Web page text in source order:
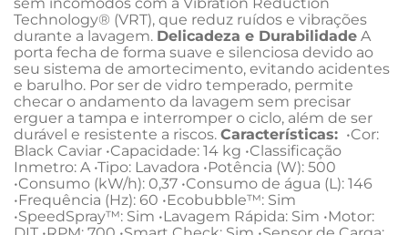
Technology® (VRT), que reduz ruídos e vibrações
durante a lavagem. Delicadeza e Durabilidade A
porta fecha de forma suave e silenciosa devido ao
seu sistema de amortecimento, evitando acidentes
e barulho. Por ser de vidro temperado, permite
checar o andamento da lavagem sem precisar
erguer a tampa e interromper o ciclo, além de ser
durável e resistente a riscos. Características: •Cor:
Black Caviar •Capacidade: 14 kg •Classificação
Inmetro: A •Tipo: Lavadora •Potência (W): 500
•Consumo (kW/h): 0,37 •Consumo de água (L): 146
•Frequência (Hz): 60 •Ecobubble™: Sim
•SpeedSpray™: Sim •Lavagem Rápida: Sim •Motor: